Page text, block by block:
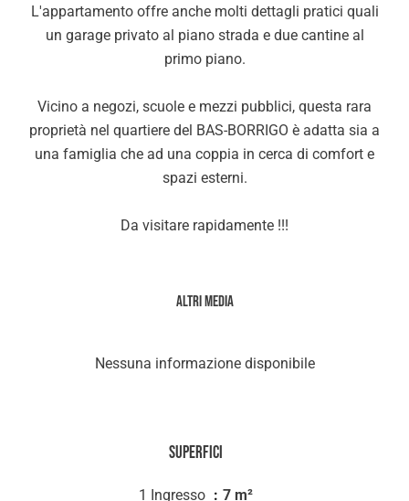
L'appartamento offre anche molti dettagli pratici quali
un garage privato al piano strada e due cantine al
primo piano.
Vicino a negozi, scuole e mezzi pubblici, questa rara
proprietà nel quartiere del BAS-BORRIGO è adatta sia a
una famiglia che ad una coppia in cerca di comfort e
spazi esterni.
Da visitare rapidamente !!!
Altri media
Nessuna informazione disponibile
Superfici
1 Ingresso 7 m²